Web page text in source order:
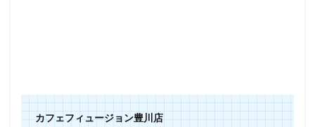
カフェフィュージョン豊川店